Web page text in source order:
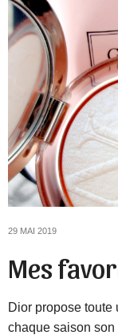
29 MAI 2019
Mes
Dior propose toute
chaque saison